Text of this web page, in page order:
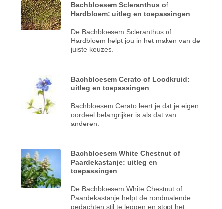
Bachbloesem Scleranthus of
Hardbloem: uitleg en toepassingen
De Bachbloesem Scleranthus of
Hardbloem helpt jou in het maken van de
juiste keuzes.
Bachbloesem Cerato of Loodkruid:
uitleg en toepassingen
Bachbloesem Cerato leert je dat je eigen
oordeel belangrijker is als dat van
anderen.
Bachbloesem White Chestnut of
Paardekastanje: uitleg en
toepassingen
De Bachbloesem White Chestnut of
Paardekastanje helpt de rondmalende
gedachten stil te leggen en stopt het